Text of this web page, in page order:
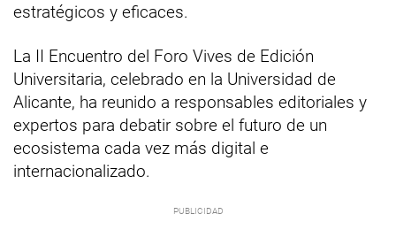
estratégicos y eficaces.
La II Encuentro del Foro Vives de Edición
Universitaria, celebrado en la Universidad de
Alicante, ha reunido a responsables editoriales y
expertos para debatir sobre el futuro de un
ecosistema cada vez más digital e
internacionalizado.